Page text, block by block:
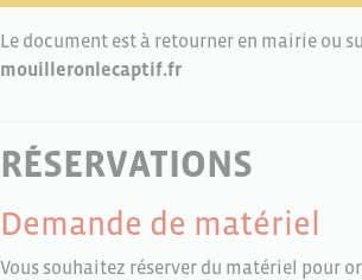
Le document est à retourner en mairie ou
mouilleronlecaptif.fr
RÉSERVATIONS
Demande de matériel
Vous souhaitez réserver du matériel pour